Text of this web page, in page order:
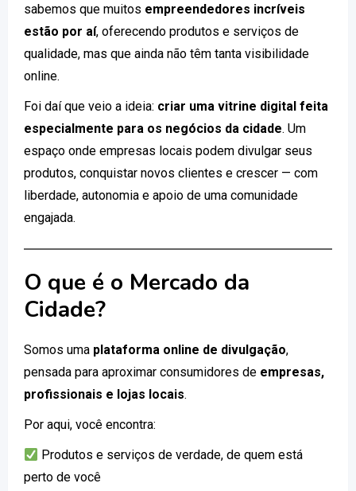
sabemos que muitos empreendedores incríveis
estão por aí, oferecendo produtos e serviços de
qualidade, mas que ainda não têm tanta visibilidade
online.
Foi daí que veio a ideia: criar uma vitrine digital feita
especialmente para os negócios da cidade. Um
espaço onde empresas locais podem divulgar seus
produtos, conquistar novos clientes e crescer — com
liberdade, autonomia e apoio de uma comunidade
engajada.
O que é o Mercado da
Cidade?
Somos uma plataforma online de divulgação,
pensada para aproximar consumidores de empresas,
profissionais e lojas locais.
Por aqui, você encontra:
Produtos e serviços de verdade, de quem está
perto de você